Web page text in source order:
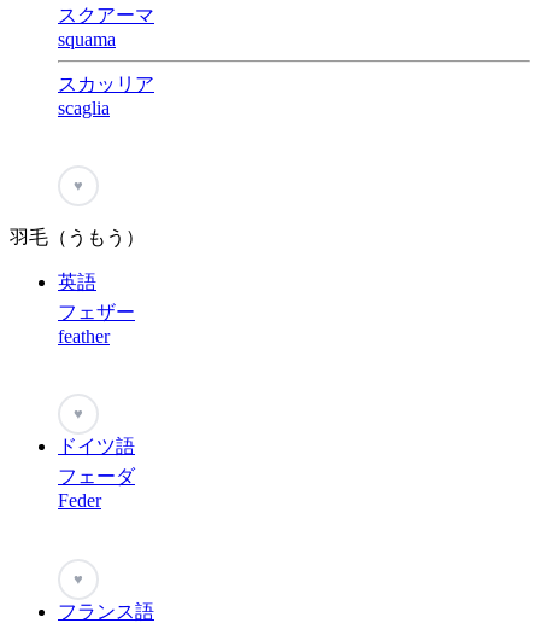
スクアーマ
squama
スカッリア
scaglia
♥
羽毛（うもう）
英語
フェザー
feather
♥
ドイツ語
フェーダ
Feder
♥
フランス語